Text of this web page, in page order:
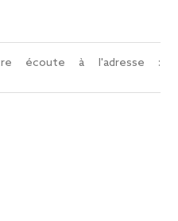
écoute à l'adresse :